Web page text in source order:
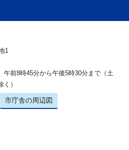
1
前8時45分から午後5時30分まで（土
）
市庁舎の周辺図